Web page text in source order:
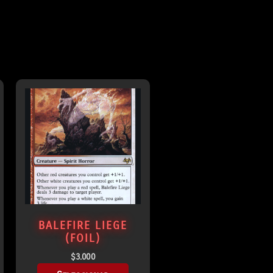
BALEFIRE LIEGE
(FOIL)
$3.000